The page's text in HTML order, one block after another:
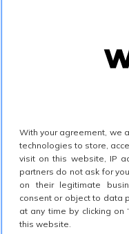
With your agreement, we
technologies to store,
visit on this website, IP
partners do not ask for
on their legitimate
consent or object to data
at any time by clicking on
this website.
collaboration
de s’appuyer sur
Webit est fière de
accompagnement
développement de
présence